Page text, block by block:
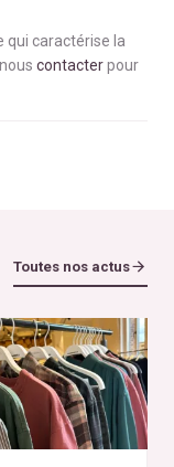
qui caractérise la
contacterpour
Toutes nos actus